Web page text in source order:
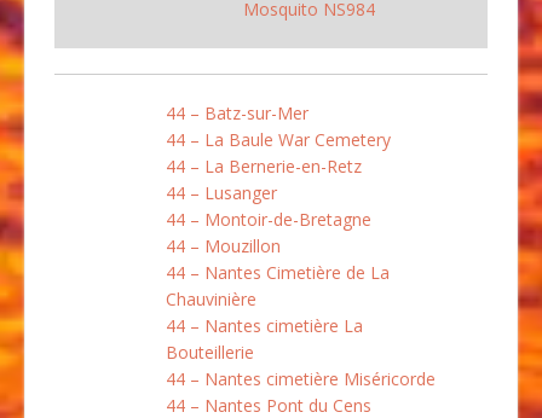
Mosquito NS984
44 – Batz-sur-Mer
44 – La Baule War Cemetery
44 – La Bernerie-en-Retz
44 – Lusanger
44 – Montoir-de-Bretagne
44 – Mouzillon
44 – Nantes Cimetière de La
Chauvinière
44 – Nantes cimetière La
Bouteillerie
44 – Nantes cimetière Miséricorde
44 – Nantes Pont du Cens